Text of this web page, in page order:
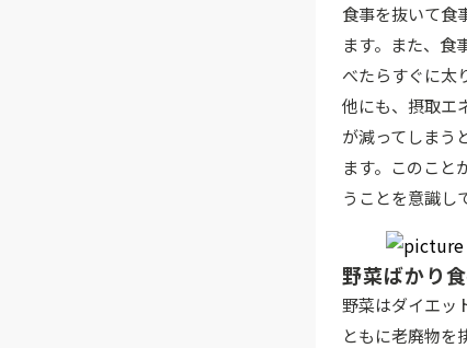
食事を抜いて食
ます。また、食
べたらすぐに太
他にも、摂取エ
が減ってしまう
ます。このこと
うことを意識し
野菜ばかり
野菜はダイエッ
ともに老廃物を